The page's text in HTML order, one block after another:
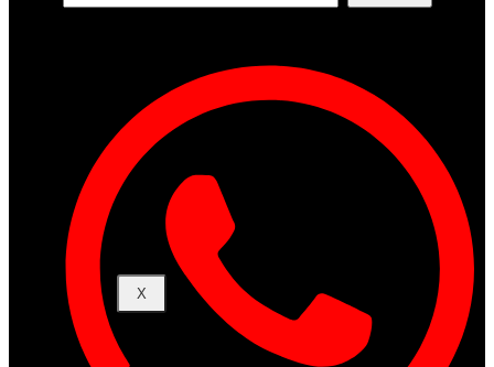
Filtros
Accesorios
Contacto
Acceder
Registro
Restablecer la contraseña
X